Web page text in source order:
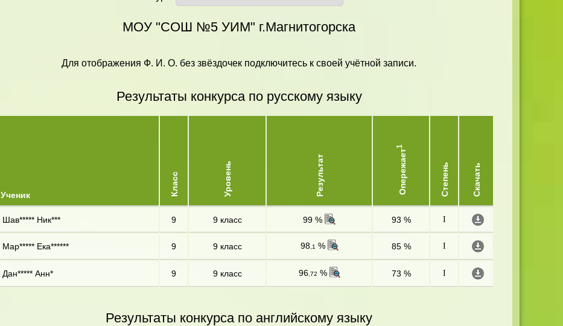
МОУ "СОШ №5 УИМ" г.Магнитогорска
Для отображения Ф. И. О. без звёздочек подключитесь к своей учётной записи.
Результаты конкурса по русскому языку
Ученик Класс Уровень Результат Опережает
1
Степень Скачать
Шав***** Ник*** 9 9 класс 99 % 93 % I
Мар***** Ека****** 9 9 класс 98,1 % 85 % I
Дан***** Анн* 9 9 класс 96,72 % 73 % I
Результаты конкурса по английскому языку